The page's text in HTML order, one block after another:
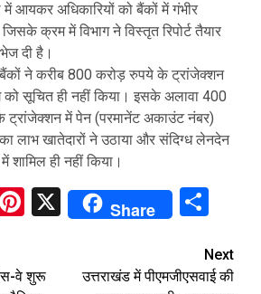
आयकर अधिकारियों को बैंकों में गंभीर
क्रम में विभाग ने विस्तृत रिपोर्ट तैयार
दी है।
बैंकों ने करीब 800 करोड़ रुपये के ट्रांजेक्शन
सूचित ही नहीं किया। इसके अलावा 400
में पेन (परमानेंट अकाउंट नंबर)
लाभ खातेदारों ने उठाया और संदिग्ध लेनदेन
ही नहीं किया।
Pinterest
X Share
वे शुरू
Next
उत्तराखंड में पीएमजीएसवाई की